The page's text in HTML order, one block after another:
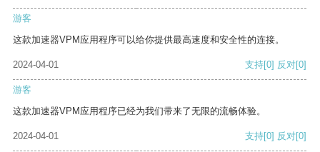
游客
这款加速器VPM应用程序可以给你提供最高速度和安全性的连接。
2024-04-01 支持[0] 反对[0]
游客
这款加速器VPM应用程序已经为我们带来了无限的流畅体验。
2024-04-01 支持[0] 反对[0]